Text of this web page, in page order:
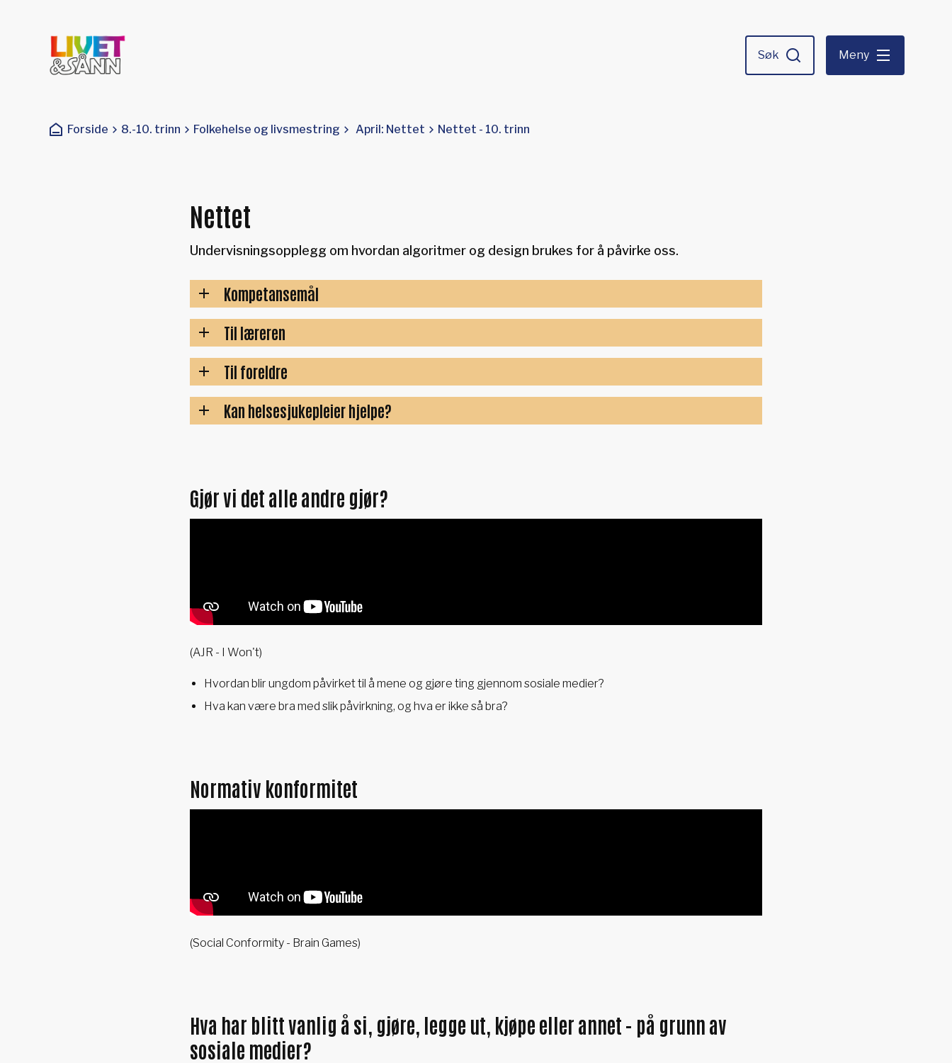
Søk Meny
Du er her:
Forside 8.-10. trinn Folkehelse og livsmestring April: Nettet Nettet - 10. trinn
Nettet
Undervisningsopplegg om hvordan algoritmer og design brukes for å påvirke oss.
Kompetansemål
Til læreren
Til foreldre
Kan helsesjukepleier hjelpe?
Gjør vi det alle andre gjør?
(AJR - I Won't)
Hvordan blir ungdom påvirket til å mene og gjøre ting gjennom sosiale medier?
Hva kan være bra med slik påvirkning, og hva er ikke så bra?
Normativ konformitet
(Social Conformity - Brain Games)
Hva har blitt vanlig å si, gjøre, legge ut, kjøpe eller annet - på grunn av
sosiale medier?